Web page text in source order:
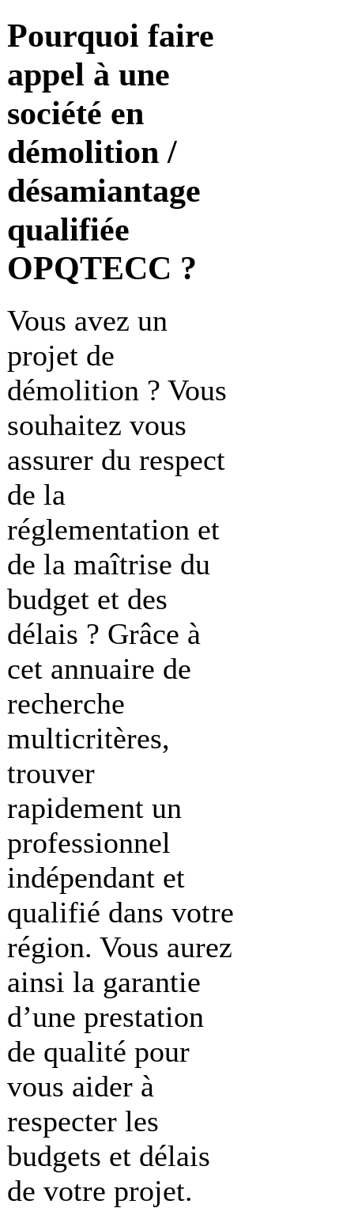
Pourquoi faire
appel à une
société en
démolition /
désamiantage
qualifiée
OPQTECC ?
Vous avez un
projet de
démolition ? Vous
souhaitez vous
assurer du respect
de la
réglementation et
de la maîtrise du
budget et des
délais ? Grâce à
cet annuaire de
recherche
multicritères,
trouver
rapidement un
professionnel
indépendant et
qualifié dans votre
région. Vous aurez
ainsi la garantie
d’une prestation
de qualité pour
vous aider à
respecter les
budgets et délais
de votre projet.